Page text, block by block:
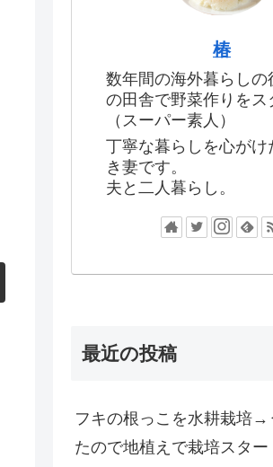
椿
数年間の海外暮らしの
の田舎で野菜作りをス
（スーパー素人）
丁寧な暮らしを心がけ
き妻です。
夫と二人暮らし。
最近の投稿
フキの根っこを水耕栽培→
たので地植えで栽培スター